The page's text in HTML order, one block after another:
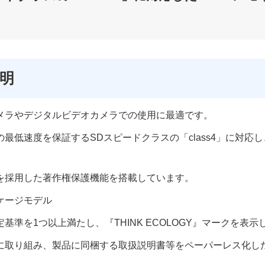
ラやデジタルビデオカメラでの使用に最適です。
最低速度を保証するSDスピードクラスの「class4」に対応
採用した著作権保護機能を搭載しています。
ージモデル
基準を1つ以上満たし、『THINK ECOLOGY』マークを表示
取り組み、製品に同梱する取扱説明書等をペーパーレス化し